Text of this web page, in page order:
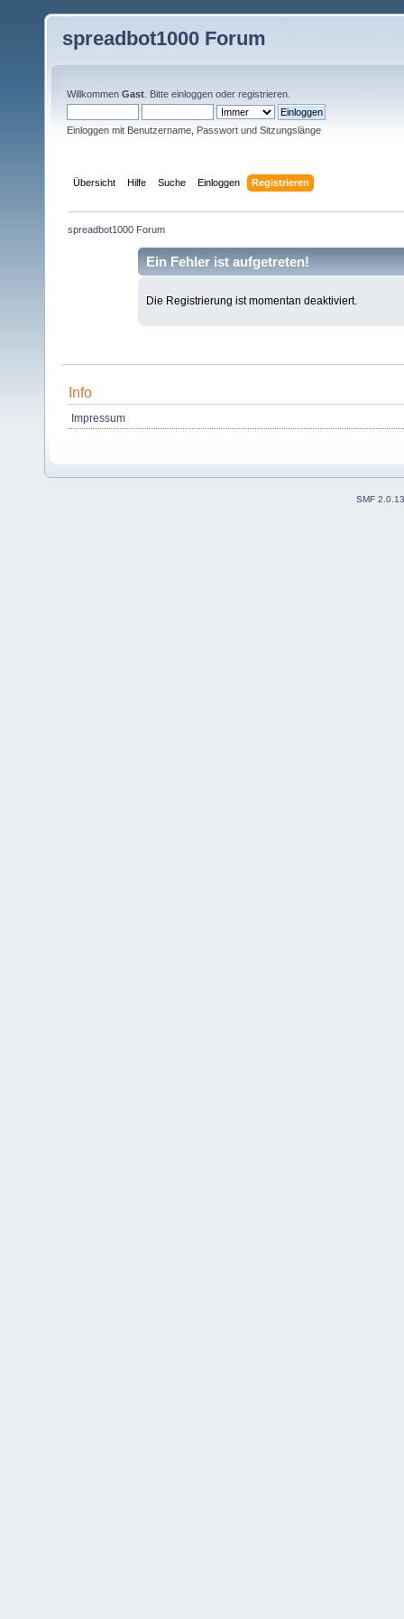
spreadbot1000 Forum
Willkommen Gast . Bitte einloggen oder registrieren
Einloggen mit Benutzername, Passwort und Sitzungslänge
Übersicht Hilfe Suche Einloggen Registrieren
spreadbot1000 Forum
Ein Fehler ist aufgetreten!
Die Registrierung ist momentan deaktiviert.
Info
Impressum
SMF 2.0.13